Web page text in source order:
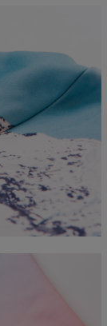
3XL
4XL
73 75
78
60 63
67 68 69